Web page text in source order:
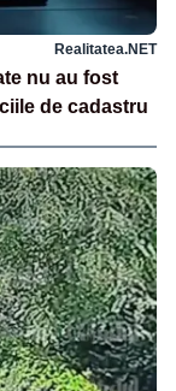
Realitatea.NET
nu au fost
de cadastru